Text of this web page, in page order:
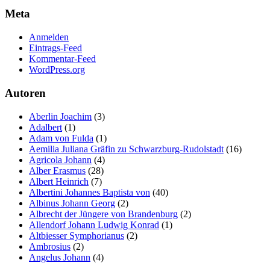
Meta
Anmelden
Eintrags-Feed
Kommentar-Feed
WordPress.org
Autoren
Aberlin Joachim (3)
Adalbert (1)
Adam von Fulda (1)
Aemilia Juliana Gräfin zu Schwarzburg-Rudolstadt (16)
Agricola Johann (4)
Alber Erasmus (28)
Albert Heinrich (7)
Albertini Johannes Baptista von (40)
Albinus Johann Georg (2)
Albrecht der Jüngere von Brandenburg (2)
Allendorf Johann Ludwig Konrad (1)
Altbiesser Symphorianus (2)
Ambrosius (2)
Angelus Johann (4)
Erfahrung
Damit unsere
Website
während
Ihres Besuchs
möglich
Wenn Sie
diese Cookies
ablehnen,
verschwinden
einige
Funktionen
von der
Website.
Marketing
Indem Sie uns Ihre
Interessen und Ihr